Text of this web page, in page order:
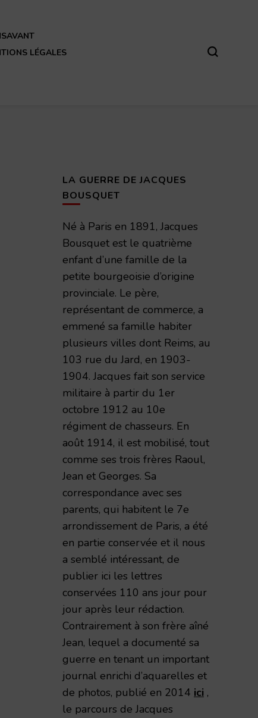
LÉGALES
LA GUERRE DE JACQUES
BOUSQUET
Né à Paris en 1891, Jacques
Bousquet est le quatrième
enfant d’une famille de la
petite bourgeoisie d’origine
provinciale. Le père,
représentant de commerce, a
emmené sa famille habiter
plusieurs villes dont Reims, au
103 rue du Jard, en 1903-
1904. Jacques fait son service
militaire à partir du 1er
octobre 1912 au 10e
régiment de chasseurs. En
août 1914, il est mobilisé, tout
comme ses trois frères Raoul,
Jean et Georges. Sa
correspondance avec ses
parents, qui habitent le 7e
arrondissement de Paris, a été
en partie conservée et il nous
a semblé intéressant, de
publier ici les lettres
conservées 110 ans jour pour
jour après leur rédaction.
Contrairement à son frère aîné
Jean, lequel a documenté sa
guerre en tenant un important
journal enrichi d’aquarelles et
de photos, publié en 2014 ici ,
le parcours de Jacques